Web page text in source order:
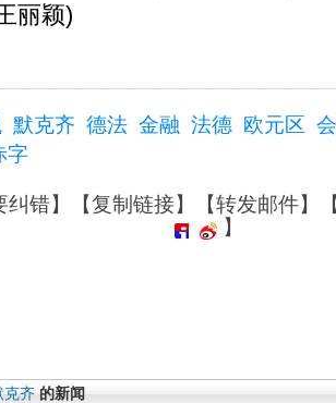
丽颖)
默克齐 德法 金融 法德 欧元区
字
纠错】【复制链接】【转发邮件】
】
克齐 的新闻